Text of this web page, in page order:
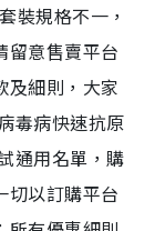
裝規格不一，
留意售賣平台
及細則，大家
毒病快速抗原
通用名單，購
切以訂購平台